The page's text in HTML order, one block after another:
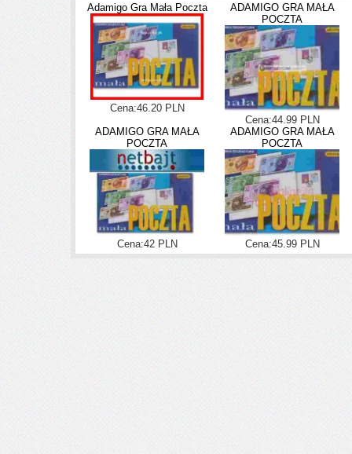
Adamigo Gra Mała Poczta
Cena:46.20 PLN
ADAMIGO GRA MAŁA
POCZTA
Cena:44.99 PLN
ADAMIGO GRA MAŁA
POCZTA
Cena:42 PLN
ADAMIGO GRA MAŁA
POCZTA
Cena:45.99 PLN